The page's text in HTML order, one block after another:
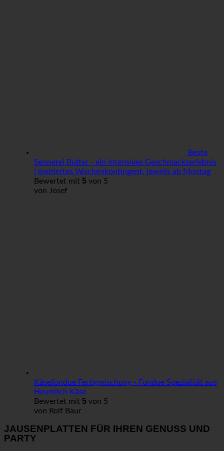
Beste
Sennerei Butter - ein intensives Geschmackserlebnis
| limitiertes Wochenkontingent, jeweils ab Montag
Bewertet mit 5 von 5
von Josef
Käsefondue Fertigmischung - Fondue Spezialität aus
Heumilch Käse
Bewertet mit 5 von 5
von Rolf Baur
JAUSENPLATTEN FÜR IHREN GENUSS UND
PARTY